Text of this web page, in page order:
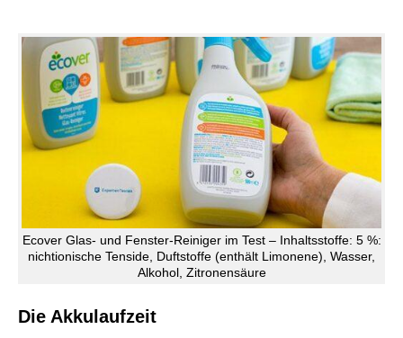
Ecover Glas- und Fenster-Reiniger im Test – Inhaltsstoffe: 5 %:
nichtionische Tenside, Duftstoffe (enthält Limonene), Wasser,
Alkohol, Zitronensäure
Die Akkulaufzeit